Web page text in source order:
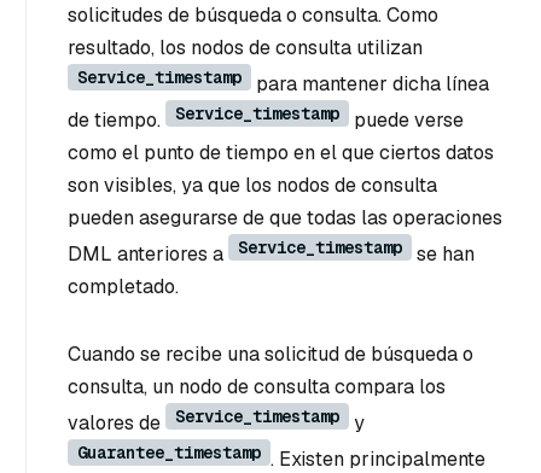
solicitudes de búsqueda o consulta. Como
resultado, los nodos de consulta utilizan
Service_timestamp
para mantener dicha línea
de tiempo.
Service_timestamp
puede verse
como el punto de tiempo en el que ciertos datos
son visibles, ya que los nodos de consulta
pueden asegurarse de que todas las operaciones
DML anteriores a
Service_timestamp
se han
completado.
Cuando se recibe una solicitud de búsqueda o
consulta, un nodo de consulta compara los
valores de
Service_timestamp y
Guarantee_timestamp . Existen principalmente